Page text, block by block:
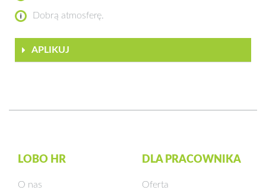
Dobrą atmosferę.
APLIKUJ
LOBO HR
O nas
DLA PRACOWNIKA
Oferta